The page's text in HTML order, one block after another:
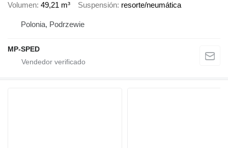
Volumen 49,21 m³ Suspensión resorte/neumática
Polonia, Podrzewie
MP-SPED